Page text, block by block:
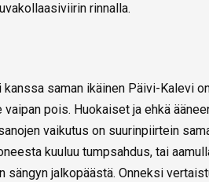
rinnalla.
saman ikäinen Päivi-Kalevi
pois. Huokaiset ja ehkä
vaikutus on suurinpiirtein
kuuluu tumpsahdus, tai
jalkopäästä. Onneksi